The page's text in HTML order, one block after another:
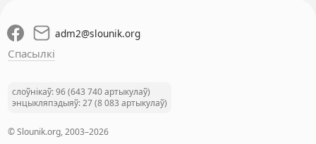
adm2@slounik.org
Спасылкі
слоўнікаў: 96 (643 740 артыкулаў)
энцыкляпэдыяў: 27 (8 083 артыкулаў)
© Slounik.org, 2003–2026